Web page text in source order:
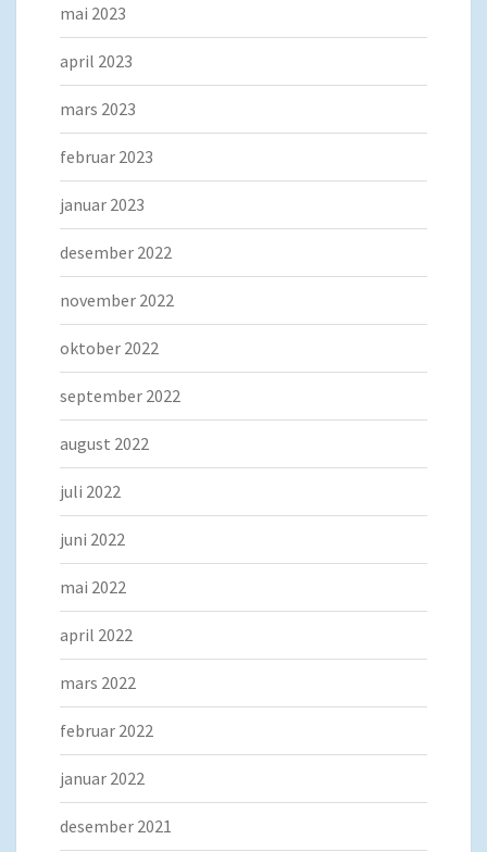
mai 2023
april 2023
mars 2023
februar 2023
januar 2023
desember 2022
november 2022
oktober 2022
september 2022
august 2022
juli 2022
juni 2022
mai 2022
april 2022
mars 2022
februar 2022
januar 2022
desember 2021